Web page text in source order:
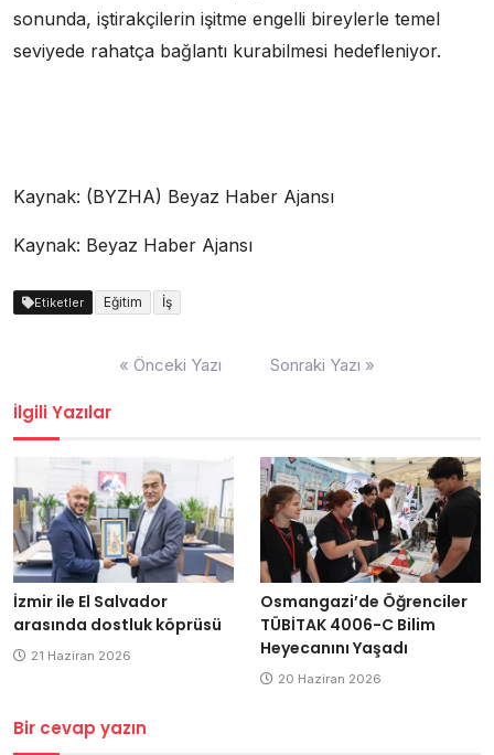
sonunda, iştirakçilerin işitme engelli bireylerle temel
seviyede rahatça bağlantı kurabilmesi hedefleniyor.
Kaynak: (BYZHA) Beyaz Haber Ajansı
Kaynak: Beyaz Haber Ajansı
Etiketler Eğitim İş
« Önceki Yazı Sonraki Yazı »
İlgili Yazılar
İzmir ile El Salvador
arasında dostluk köprüsü
21 Haziran 2026
Osmangazi’de Öğrenciler
TÜBİTAK 4006-C Bilim
Heyecanını Yaşadı
20 Haziran 2026
Bir cevap yazın